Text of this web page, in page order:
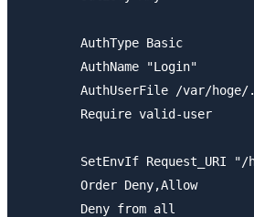
        AuthType Basic
        AuthName "Login"
AuthUserFile /var/hoge/
        Require valid-user
SetEnvIf Request_URI "/
        Order Deny,Allow
        Deny from all